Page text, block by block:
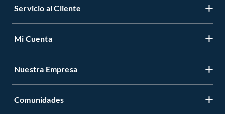
Servicio al Cliente
Contáctanos
Tiendas y horarios
Mi Cuenta
Registrate
Nuestra Empresa
Sobre Nosotros
Comunidades